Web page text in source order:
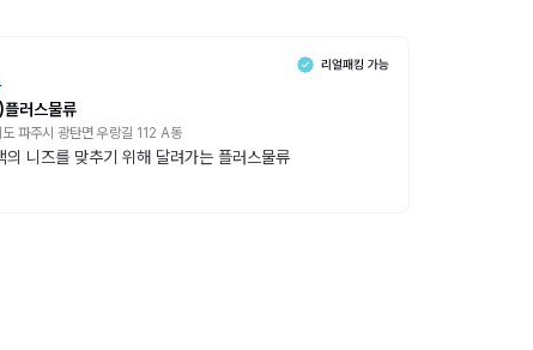
플러스물류
도 파주시 광탄면 우랑길 112 A동
의 니즈를 맞추기 위해 달려가는 플러스물류